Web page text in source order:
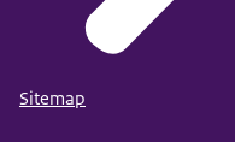
Sitemap